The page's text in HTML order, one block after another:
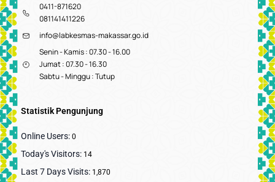
0411-871620
081141411226
info@labkesmas-makassar.go.id
Senin - Kamis : 07.30 - 16.00
Jumat : 07.30 - 16.30
Sabtu - Minggu : Tutup
Statistik Pengunjung
Online Users: 0
Today's Visitors: 14
Last 7 Days Visits: 1,870